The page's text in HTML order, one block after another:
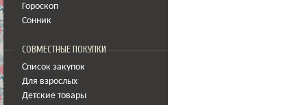
Гороскоп
Сонник
СОВМЕСТНЫЕ ПОКУПКИ
Список закупок
Для взрослых
Детские товары